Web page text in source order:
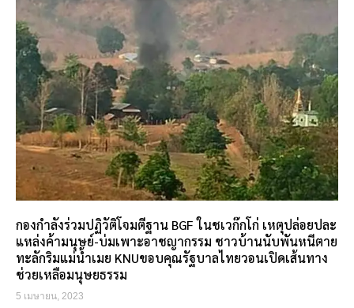
กองกำลังร่วมปฏิวัติโจมตีฐาน BGF ในชเวก๊กโก่ เหตุปล่อยปละ
แหล่งค้ามนุษย์-บ่มเพาะอาชญากรรม ชาวบ้านนับพันหนีตาย
ทะลักริมแม่น้ำเมย KNUขอบคุณรัฐบาลไทยวอนเปิดเส้นทาง
ช่วยเหลือมนุษยธรรม
5 เมษายน, 2023